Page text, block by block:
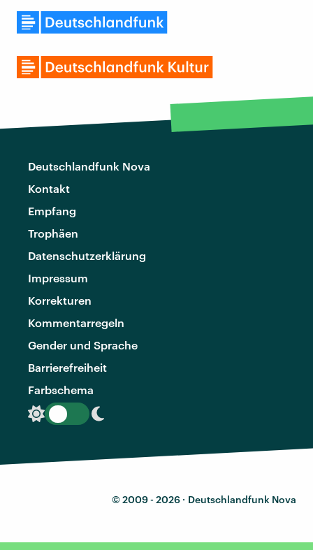
Deutschlandfunk Nova
Kontakt
Empfang
Trophäen
Datenschutzerklärung
Impressum
Korrekturen
Kommentarregeln
Gender und Sprache
Barrierefreiheit
Farbschema
© 2009 - 2026 · Deutschlandfunk Nova